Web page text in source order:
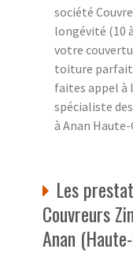
société
longévité (10
votre
toiture
faites appel à
spécialiste
à Anan
Les
Couvreurs
Anan